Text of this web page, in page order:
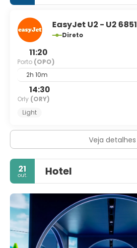
EasyJet U2 - U2 6851
Direto
11:20
Porto (OPO)
2h 10m
14:30
Orly (ORY)
Light
Veja detalhes
21
out. Hotel